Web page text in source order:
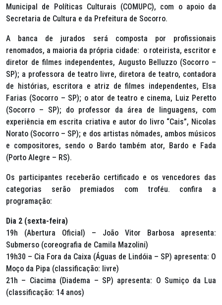
Municipal de Políticas Culturais (COMUPC), com o apoio da
Secretaria de Cultura e da Prefeitura de Socorro.
A banca de jurados será composta por profissionais
renomados, a maioria da própria cidade: o roteirista, escritor e
diretor de filmes independentes, Augusto Belluzzo (Socorro –
SP); a professora de teatro livre, diretora de teatro, contadora
de histórias, escritora e atriz de filmes independentes, Elsa
Farias (Socorro – SP); o ator de teatro e cinema, Luiz Peretto
(Socorro – SP); do professor da área de linguagens, com
experiência em escrita criativa e autor do livro “Cais”, Nicolas
Norato (Socorro – SP); e dos artistas nômades, ambos músicos
e compositores, sendo o Bardo também ator, Bardo e Fada
(Porto Alegre – RS).
Os participantes receberão certificado e os vencedores das
categorias serão premiados com troféu. confira a
programação:
Dia 2 (sexta-feira)
19h (Abertura Oficial) – João Vitor Barbosa apresenta:
Submerso (coreografia de Camila Mazolini)
19h30 – Cia Fora da Caixa (Águas de Lindóia – SP) apresenta: O
Moço da Pipa (classificação: livre)
21h – Ciacima (Diadema – SP) apresenta: O Sumiço da Lua
(classificação: 14 anos)